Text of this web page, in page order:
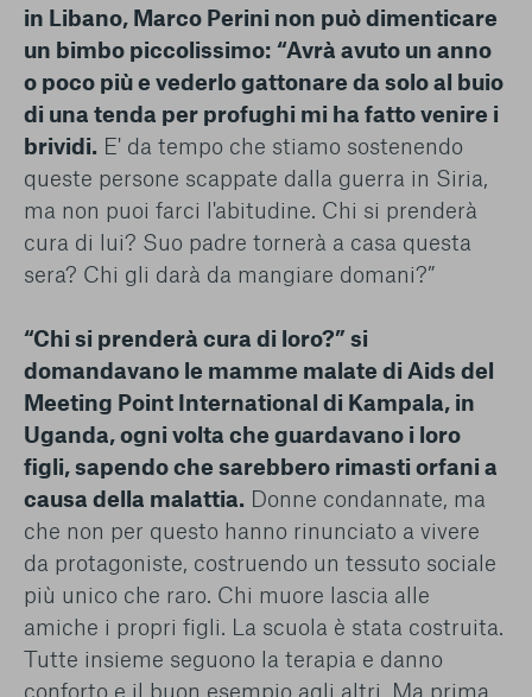
in Libano, Marco Perini non può dimenticare
un bimbo piccolissimo: “Avrà avuto un anno
o poco più e vederlo gattonare da solo al buio
di una tenda per profughi mi ha fatto venire i
brividi. E' da tempo che stiamo sostenendo
queste persone scappate dalla guerra in Siria,
ma non puoi farci l'abitudine. Chi si prenderà
cura di lui? Suo padre tornerà a casa questa
sera? Chi gli darà da mangiare domani?”
“Chi si prenderà cura di loro?” si
domandavano le mamme malate di Aids del
Meeting Point International di Kampala, in
Uganda, ogni volta che guardavano i loro
figli, sapendo che sarebbero rimasti orfani a
causa della malattia. Donne condannate, ma
che non per questo hanno rinunciato a vivere
da protagoniste, costruendo un tessuto sociale
più unico che raro. Chi muore lascia alle
amiche i propri figli. La scuola è stata costruita.
Tutte insieme seguono la terapia e danno
conforto e il buon esempio agli altri. Ma prima